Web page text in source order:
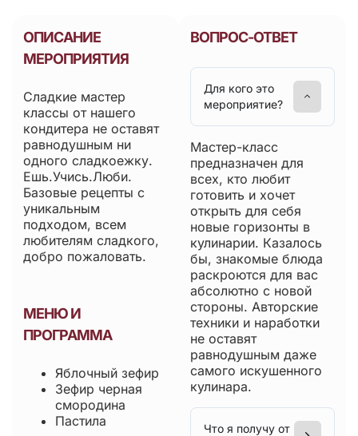
ОПИСАНИЕ
МЕРОПРИЯТИЯ
Сладкие мастер
классы от нашего
кондитера не оставят
равнодушным ни
одного сладкоежку.
Ешь.Учись.Люби.
Базовые рецепты с
уникальным
подходом, всем
любителям сладкого,
добро пожаловать.
МЕНЮ И
ПРОГРАММА
Яблочный зефир
Зефир черная
смородина
Пастила
ВОПРОС-ОТВЕТ
Для кого это
мероприятие?
Мастер-класс
предназначен для
всех, кто любит
готовить и хочет
открыть для себя
новые горизонты в
кулинарии. Казалось
бы, знакомые блюда
раскроются для вас
абсолютно с новой
стороны. Авторские
техники и наработки
не оставят
равнодушным даже
самого искушенного
кулинара.
Что я получу от